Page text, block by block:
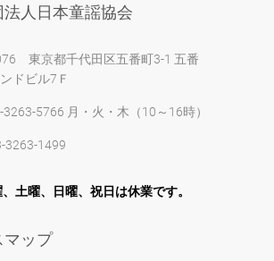
法人日本童謡協会
東京都千代田区五番町3-1 五番
ドビル7Ｆ
3263-5766 月・火・木（10～16時）
3263-1499
土曜、日曜、祝日は休業です。
マップ